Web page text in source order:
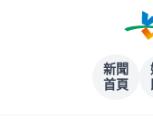
新聞
首頁